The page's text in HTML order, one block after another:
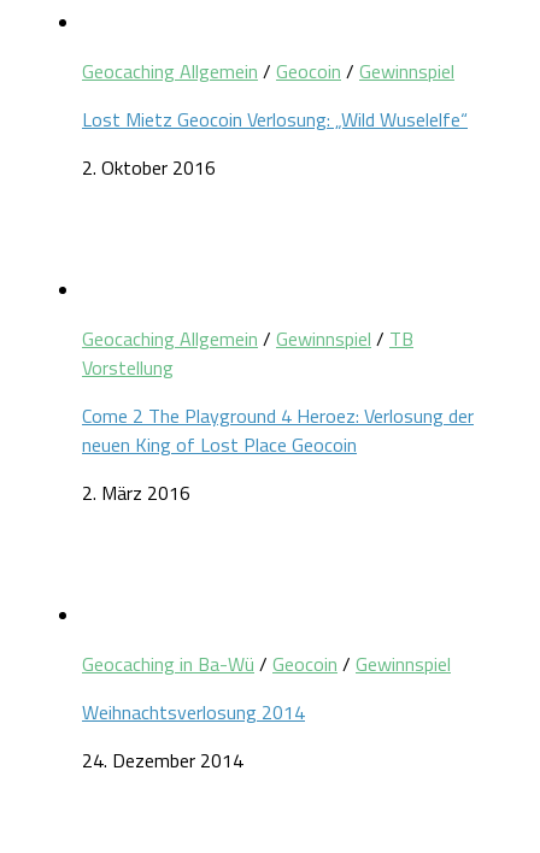
Geocaching Allgemein / Geocoin / Gewinnspiel
Lost Mietz Geocoin Verlosung: „Wild Wuselelfe“
2. Oktober 2016
Geocaching Allgemein / Gewinnspiel / TB
Vorstellung
Come 2 The Playground 4 Heroez: Verlosung der
neuen King of Lost Place Geocoin
2. März 2016
Geocaching in Ba-Wü / Geocoin / Gewinnspiel
Weihnachtsverlosung 2014
24. Dezember 2014